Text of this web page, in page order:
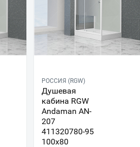
РОССИЯ (RGW)
Душевая
кабина RGW
Andaman AN-
207
411320780-95
100x80